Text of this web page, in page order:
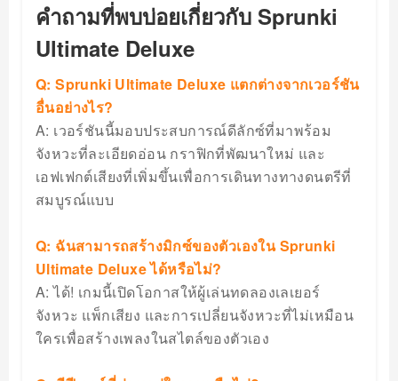
คำถามที่พบบ่อยเกี่ยวกับ Sprunki
Ultimate Deluxe
Q: Sprunki Ultimate Deluxe แตกต่างจากเวอร์ชัน
อื่นอย่างไร?
A: เวอร์ชันนี้มอบประสบการณ์ดีลักซ์ที่มาพร้อม
จังหวะที่ละเอียดอ่อน กราฟิกที่พัฒนาใหม่ และ
เอฟเฟกต์เสียงที่เพิ่มขึ้นเพื่อการเดินทางทางดนตรีที่
สมบูรณ์แบบ
Q: ฉันสามารถสร้างมิกซ์ของตัวเองใน Sprunki
Ultimate Deluxe ได้หรือไม่?
A: ได้! เกมนี้เปิดโอกาสให้ผู้เล่นทดลองเลเยอร์
จังหวะ แพ็กเสียง และการเปลี่ยนจังหวะที่ไม่เหมือน
ใครเพื่อสร้างเพลงในสไตล์ของตัวเอง